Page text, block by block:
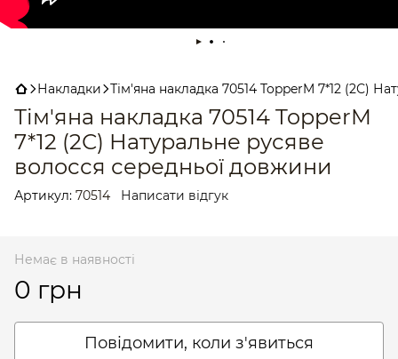
Накладки Тім'яна накладка 70514 TopperM 7*12 (2С)
Тім'яна накладка 70514 TopperM
7*12 (2С) Натуральне русяве
волосся середньої довжини
Артикул: 70514 Написати відгук
Немає в наявності
0 грн
Повідомити, коли з'явиться